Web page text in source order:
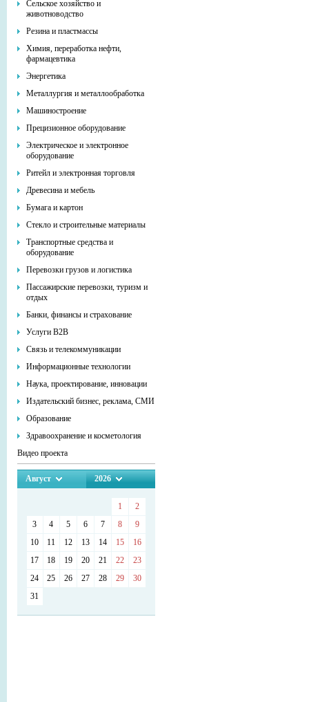
Сельское хозяйство и
животноводство
Резина и пластмассы
Химия, переработка нефти,
фармацевтика
Энергетика
Металлургия и металлообработка
Машиностроение
Прецизионное оборудование
Электрическое и электронное
оборудование
Ритейл и электронная торговля
Древесина и мебель
Бумага и картон
Стекло и строительные материалы
Транспортные средства и
оборудование
Перевозки грузов и логистика
Пассажирские перевозки, туризм и
отдых
Банки, финансы и страхование
Услуги В2В
Связь и телекоммуникации
Информационные технологии
Наука, проектирование, инновации
Издательский бизнес, реклама, СМИ
Образование
Здравоохранение и косметология
Видео проекта
Август 2026
1
2
3
4 5 6 7 8
9
10
11 12 13 14 15
16
17
18 19 20 21 22
23
24
25 26 27 28 29
30
31